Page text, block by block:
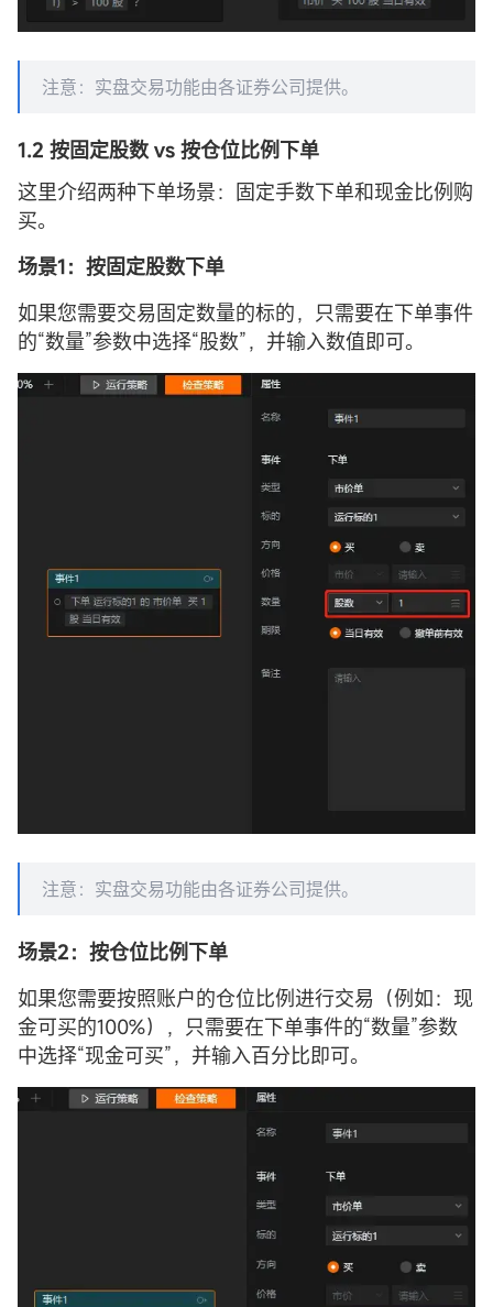
注意：实盘交易功能由各证券公司提供。
1.2 按固定股数 vs 按仓位比例下单
这里介绍两种下单场景：固定手数下单和现金比例购
买。
场景1：按固定股数下单
如果您需要交易固定数量的标的，只需要在下单事件
的“数量”参数中选择“股数”，并输入数值即可。
注意：实盘交易功能由各证券公司提供。
场景2：按仓位比例下单
如果您需要按照账户的仓位比例进行交易（例如：现
金可买的100%），只需要在下单事件的“数量”参数
中选择“现金可买”，并输入百分比即可。